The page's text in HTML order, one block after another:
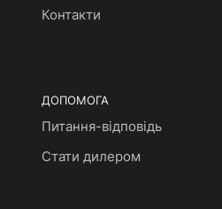
Контакти
ДОПОМОГА
Питання-відповідь
Стати дилером